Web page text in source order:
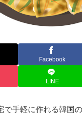
Facebook
LINE
で手軽に作れる韓国